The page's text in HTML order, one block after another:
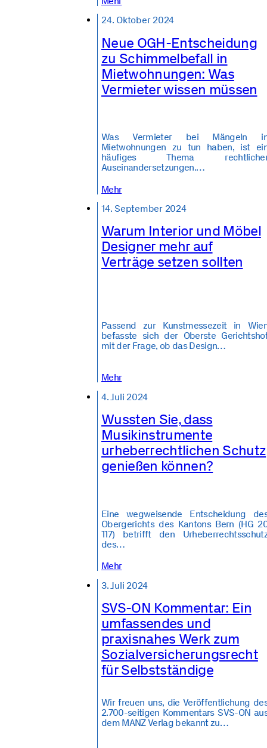
24. Oktober 2024
Neue OGH-Entscheidung
zu Schimmelbefall in
Mietwohnungen: Was
Vermieter wissen müssen
Was Vermieter bei Mängeln
Mietwohnungen zu tun haben, ist
häufiges Thema
Auseinandersetzungen.…
Mehr
14. September 2024
Warum Interior und Möbel
Designer mehr auf
Verträge setzen sollten
Passend zur Kunstmessezeit in
befasste sich der Oberste
mit der Frage, ob das Design…
Mehr
4. Juli 2024
Wussten Sie, dass
Musikinstrumente
urheberrechtlichen Schutz
genießen können?
Eine wegweisende Entscheidung
Obergerichts des Kantons Bern (HG
117) betrifft den
des…
Mehr
3. Juli 2024
SVS-ON Kommentar: Ein
umfassendes und
praxisnahes Werk zum
Sozialversicherungsrecht
für Selbstständige
Wir freuen uns, die Veröffentlichung
2.700-seitigen Kommentars SVS-ON
dem MANZ Verlag bekannt zu…